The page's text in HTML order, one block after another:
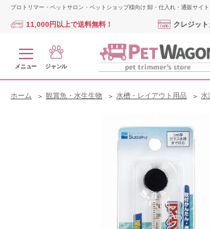
プロトリマー・ペットサロン・ペットショップ様向け 卸・仕入れ・通販サイト
11,000円以上で送料無料！ クレジッ
メニュー ジャンル
ホーム 観賞魚・水生生物 水槽・レイアウト用品 水